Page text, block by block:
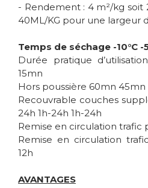
- Rendement : 4 m²/kg soit
40ML/KG pour une largeur
Temps de séchage -10°C -
Durée pratique
15mn
Hors poussière 60mn
Recouvrable couches
24h 1h-24h 1h-24h
Remise en circulation trafic
Remise en circulation
12h
AVANTAGES